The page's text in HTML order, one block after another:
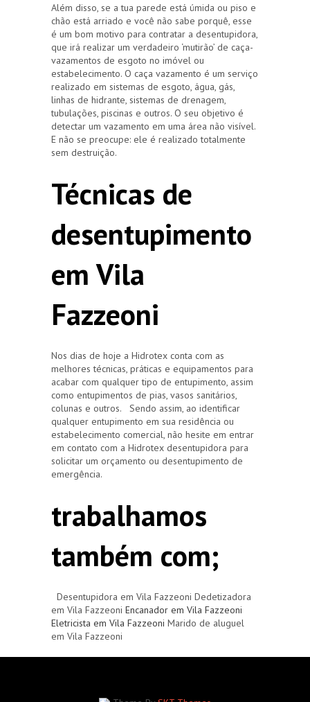
Além disso, se a tua parede está úmida ou piso e
chão está arriado e você não sabe porquê, esse
é um bom motivo para contratar a desentupidora,
que irá realizar um verdadeiro ‘mutirão’ de caça-
vazamentos de esgoto no imóvel ou
estabelecimento. O caça vazamento é um serviço
realizado em sistemas de esgoto, água, gás,
linhas de hidrante, sistemas de drenagem,
tubulações, piscinas e outros. O seu objetivo é
detectar um vazamento em uma área não visível.
E não se preocupe: ele é realizado totalmente
sem destruição.
Técnicas de
desentupimento
em Vila
Fazzeoni
Nos dias de hoje a Hidrotex conta com as
melhores técnicas, práticas e equipamentos para
acabar com qualquer tipo de entupimento, assim
como entupimentos de pias, vasos sanitários,
colunas e outros. Sendo assim, ao identificar
qualquer entupimento em sua residência ou
estabelecimento comercial, não hesite em entrar
em contato com a Hidrotex desentupidora para
solicitar um orçamento ou desentupimento de
emergência.
trabalhamos
também com;
Desentupidora em Vila Fazzeoni Dedetizadora
em Vila Fazzeoni Encanador em Vila Fazzeoni
Eletricista em Vila Fazzeoni Marido de aluguel
em Vila Fazzeoni